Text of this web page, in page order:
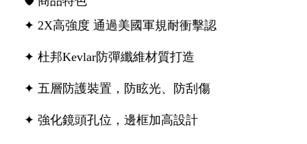
✦ 2X高強度 通過美國軍規耐衝擊認
✦ 杜邦Kevlar防彈纖維材質打造
✦ 五層防護裝置，防眩光、防刮傷
✦ 強化鏡頭孔位，邊框加高設計